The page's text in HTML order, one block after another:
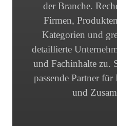
der Branche.
Firmen,
Kategorien und
detaillierte
und Fachinhalte zu.
passende Partner
und